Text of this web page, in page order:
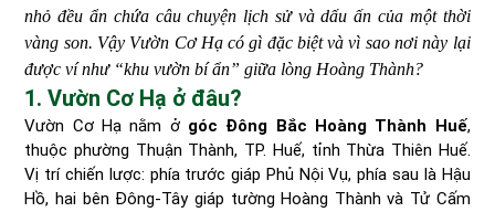
nhỏ đều ẩn chứa câu chuyện lịch sử và dấu ấn của một thời
vàng son. Vậy Vườn Cơ Hạ có gì đặc biệt và vì sao nơi này lại
được ví như “khu vườn bí ẩn” giữa lòng Hoàng Thành?
1. Vườn Cơ Hạ ở đâu?
Vườn Cơ Hạ nằm ở góc Đông Bắc Hoàng Thành Huế,
thuộc phường Thuận Thành, TP. Huế, tỉnh Thừa Thiên Huế.
Vị trí chiến lược: phía trước giáp Phủ Nội Vụ, phía sau là Hậu
Hồ, hai bên Đông-Tây giáp tường Hoàng Thành và Tử Cấm